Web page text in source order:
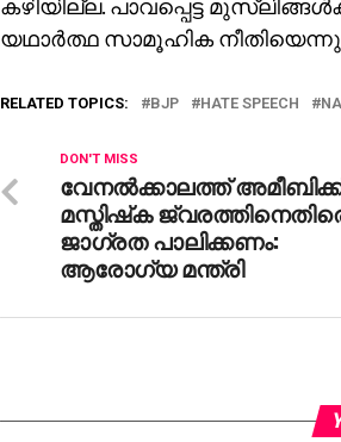
കഴിയില്ല. പാവപ്പെട്ട
യഥാര്‍ത്ഥ സാമൂഹിക
RELATED TOPICS: BJP HATE SPEECH
DON'T MISS
വേനല്‍ക്കാലത്ത്
മസ്തിഷ്‌ക
ജാഗ്രത പാലിക്കണം:
ആരോഗ്യ മന്ത്രി